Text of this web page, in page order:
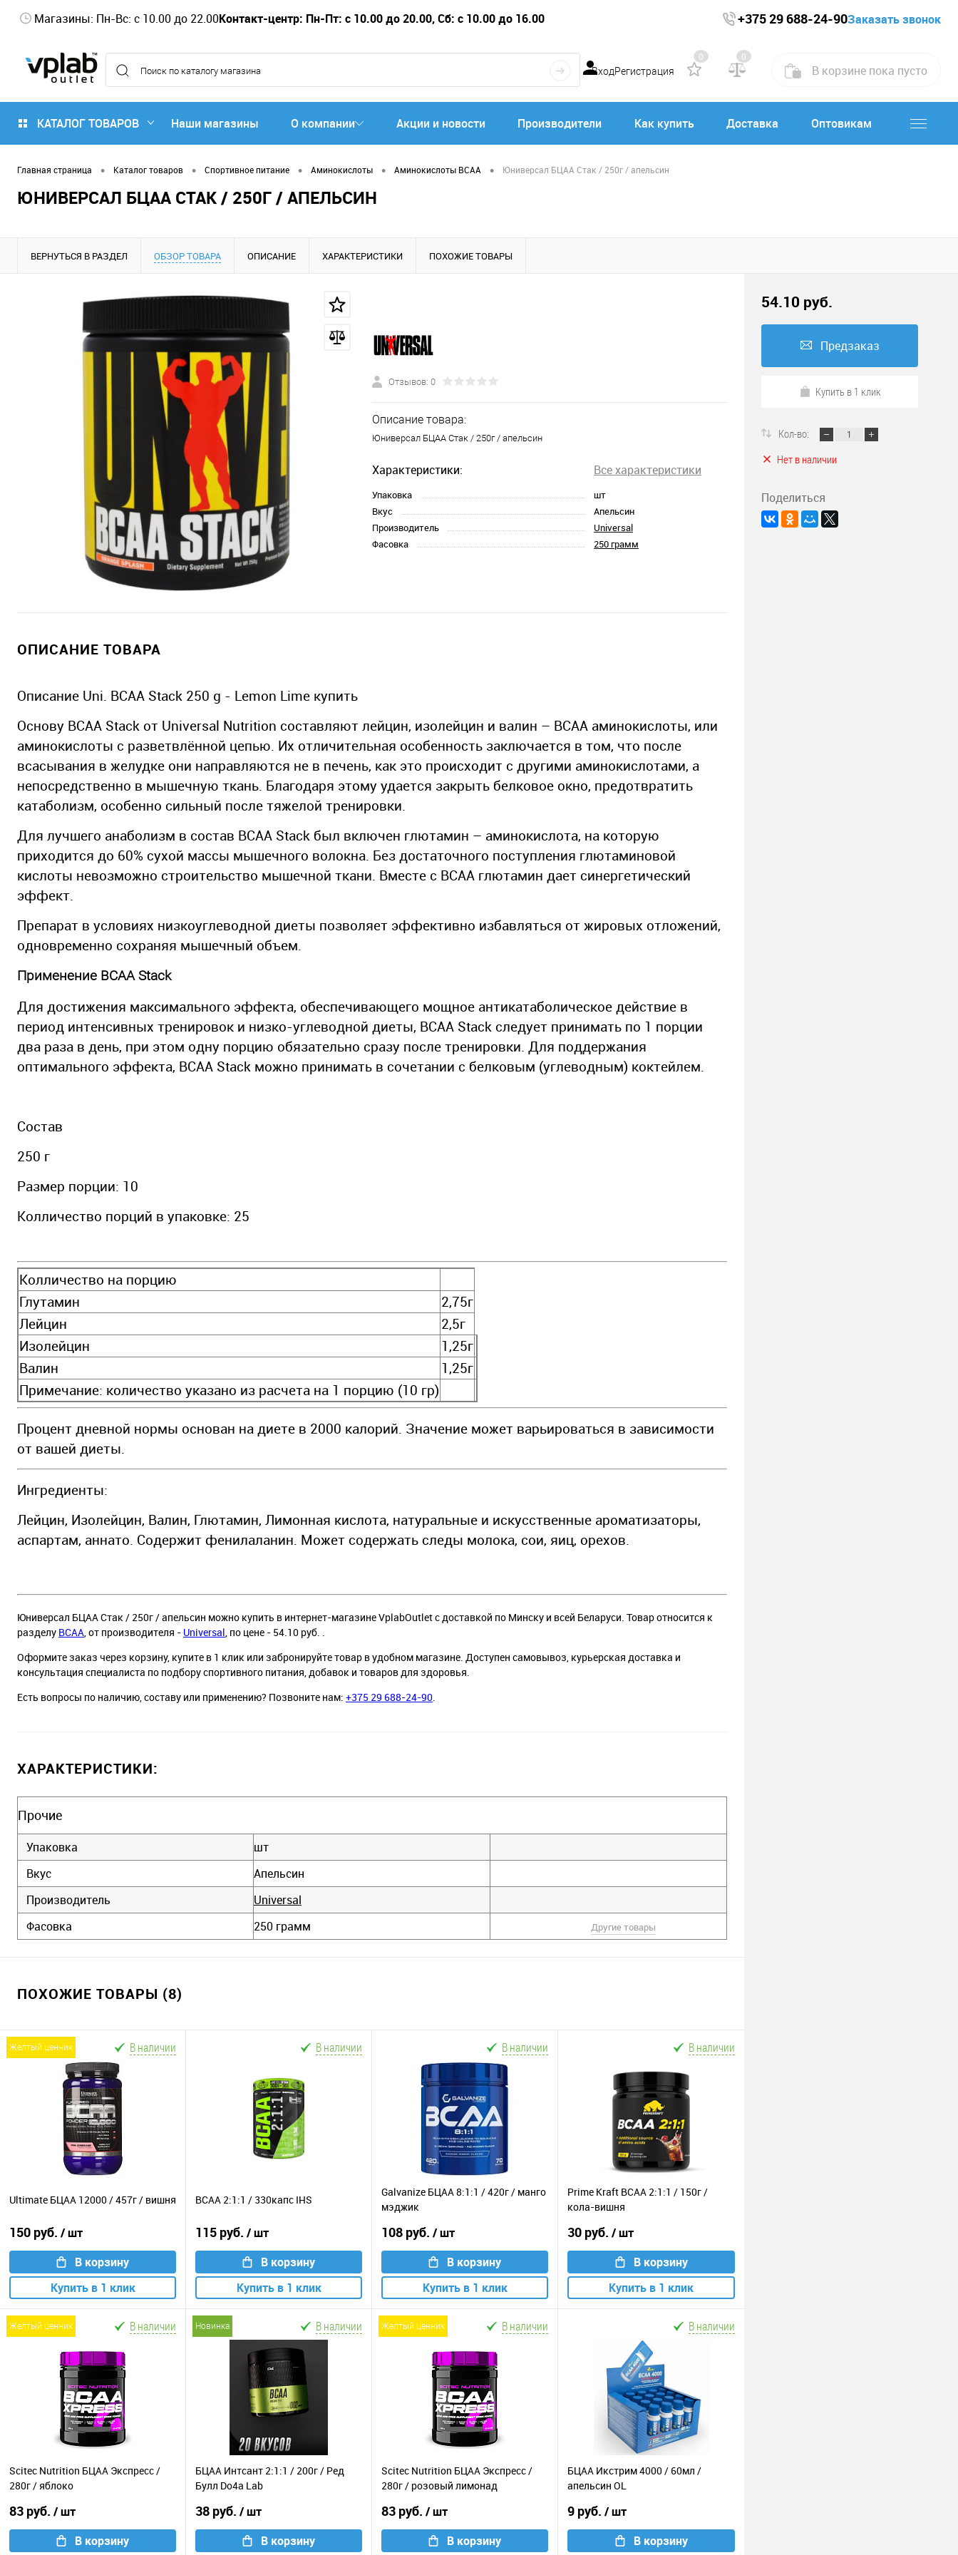
Магазины: Пн-Вс: с 10.00 до 22.00Контакт-центр: Пн-Пт: с 10.00 до 20.00, Сб: с 10.00 до 16.00 +375 29 688-24-90Заказать звонок
ВходРегистрация
0 0
В корзине пока пусто
КАТАЛОГ ТОВАРОВ Наши магазины О компании Акции и новости Производители Как купить Доставка Оптовикам
Главная страница • Каталог товаров • Спортивное питание • Аминокислоты • Аминокислоты BCAA • Юниверсал БЦАА Стак / 250г / апельсин
ЮНИВЕРСАЛ БЦАА СТАК / 250Г / АПЕЛЬСИН
ВЕРНУТЬСЯ В РАЗДЕЛ ОБЗОР ТОВАРА ОПИСАНИЕ ХАРАКТЕРИСТИКИ ПОХОЖИЕ ТОВАРЫ
Отзывов: 0
Описание товара:
Юниверсал БЦАА Стак / 250г / апельсин
Характеристики: Все характеристики
Упаковка
шт
Вкус
Апельсин
Производитель
Universal
Фасовка
250 грамм
ОПИСАНИЕ ТОВАРА
Описание Uni. BCAA Stack 250 g - Lemon Lime купить
Основу BCAA Stack от Universal Nutrition составляют лейцин, изолейцин и валин – BCAA аминокислоты, или
аминокислоты с разветвлённой цепью. Их отличительная особенность заключается в том, что после
всасывания в желудке они направляются не в печень, как это происходит с другими аминокислотами, а
непосредственно в мышечную ткань. Благодаря этому удается закрыть белковое окно, предотвратить
катаболизм, особенно сильный после тяжелой тренировки.
Для лучшего анаболизм в состав BCAA Stack был включен глютамин – аминокислота, на которую
приходится до 60% сухой массы мышечного волокна. Без достаточного поступления глютаминовой
кислоты невозможно строительство мышечной ткани. Вместе с BCAA глютамин дает синергетический
эффект.
Препарат в условиях низкоуглеводной диеты позволяет эффективно избавляться от жировых отложений,
одновременно сохраняя мышечный объем.
Применение BCAA Stack
Для достижения максимального эффекта, обеспечивающего мощное антикатаболическое действие в
период интенсивных тренировок и низко-углеводной диеты, BCAA Stack следует принимать по 1 порции
два раза в день, при этом одну порцию обязательно сразу после тренировки. Для поддержания
оптимального эффекта, BCAA Stack можно принимать в сочетании с белковым (углеводным) коктейлем.
Состав
250 г
Размер порции: 10
Колличество порций в упаковке: 25
Колличество на порцию
Глутамин
2,75г
Лейцин
2,5г
Изолейцин
1,25г
Валин
1,25г
Примечание: количество указано из расчета на 1 порцию (10 гр)
Процент дневной нормы основан на диете в 2000 калорий. Значение может варьироваться в зависимости
от вашей диеты.
Ингредиенты:
Лейцин, Изолейцин, Валин, Глютамин, Лимонная кислота, натуральные и искусственные ароматизаторы,
аспартам, аннато. Содержит фенилаланин. Может содержать следы молока, сои, яиц, орехов.
Юниверсал БЦАА Стак / 250г / апельсин можно купить в интернет-магазине VplabOutlet с доставкой по Минску и всей Беларуси. Товар относится к
разделу BCAA, от производителя - Universal, по цене - 54.10 руб. .
Оформите заказ через корзину, купите в 1 клик или забронируйте товар в удобном магазине. Доступен самовывоз, курьерская доставка и
консультация специалиста по подбору спортивного питания, добавок и товаров для здоровья.
Есть вопросы по наличию, составу или применению? Позвоните нам: +375 29 688-24-90.
ХАРАКТЕРИСТИКИ:
Прочие
Упаковка
шт
Вкус
Апельсин
Производитель
Universal
Фасовка
250 грамм Другие товары
ПОХОЖИЕ ТОВАРЫ (8)
желтый ценник В наличии
Ultimate БЦАА 12000 / 457г / вишня
150 руб. / шт
В корзину
Купить в 1 клик
В наличии
BCAA 2:1:1 / 330капс IHS
115 руб. / шт
В корзину
Купить в 1 клик
В наличии
Galvanize БЦАА 8:1:1 / 420г / манго
мэджик
108 руб. / шт
В корзину
Купить в 1 клик
В наличии
Prime Kraft BCAA 2:1:1 / 150г /
кола-вишня
30 руб. / шт
В корзину
Купить в 1 клик
желтый ценник В наличии
Scitec Nutrition БЦАА Экспресс /
280г / яблоко
83 руб. / шт
В корзину
новинка В наличии
БЦАА Интсант 2:1:1 / 200г / Ред
Булл Do4a Lab
38 руб. / шт
В корзину
желтый ценник В наличии
Scitec Nutrition БЦАА Экспресс /
280г / розовый лимонад
83 руб. / шт
В корзину
В наличии
БЦАА Икстрим 4000 / 60мл /
апельсин OL
9 руб. / шт
В корзину
54.10 руб.
Предзаказ
Купить в 1 клик
Кол-во:
Нет в наличии
Поделиться